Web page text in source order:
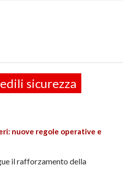
sicurezza
nuove regole operative e
il rafforzamento della